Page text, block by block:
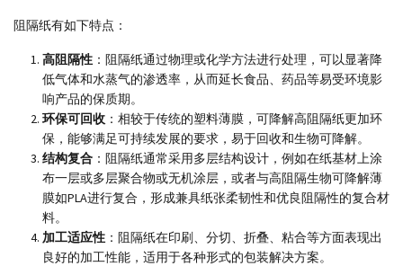
阻隔纸有如下特点：
高阻隔性 ：阻隔纸通过物理或化学方法进行处理，可以显著降
低气体和水蒸气的渗透率，从而延长食品、药品等易受环境影
响产品的保质期。
环保可回收 ：相较于传统的塑料薄膜，可降解高阻隔纸更加环
保，能够满足可持续发展的要求，易于回收和生物可降解。
结构复合 ：阻隔纸通常采用多层结构设计，例如在纸基材上涂
布一层或多层聚合物或无机涂层，或者与高阻隔生物可降解薄
膜如PLA进行复合，形成兼具纸张柔韧性和优良阻隔性的复合材
料。
加工适应性 ：阻隔纸在印刷、分切、折叠、粘合等方面表现出
良好的加工性能，适用于各种形式的包装解决方案。